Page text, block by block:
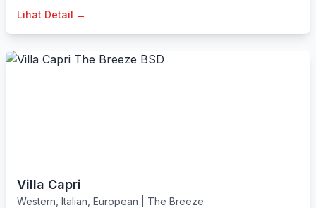
Lihat Detail →
Villa Capri
Western Italian European
The Breeze